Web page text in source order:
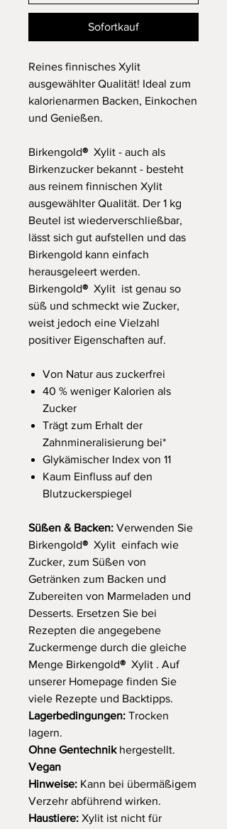
Sofortkauf
Reines finnisches Xylit
ausgewählter Qualität! Ideal zum
kalorienarmen Backen, Einkochen
und Genießen.
Birkengold® Xylit - auch als
Birkenzucker bekannt - besteht
aus reinem finnischen Xylit
ausgewählter Qualität. Der 1 kg
Beutel ist wiederverschließbar,
lässt sich gut aufstellen und das
Birkengold kann einfach
herausgeleert werden.
Birkengold® Xylit ist genau so
süß und schmeckt wie Zucker,
weist jedoch eine Vielzahl
positiver Eigenschaften auf.
Von Natur aus zuckerfrei
40 % weniger Kalorien als
Zucker
Trägt zum Erhalt der
Zahnmineralisierung bei*
Glykämischer Index von 11
Kaum Einfluss auf den
Blutzuckerspiegel
Süßen & Backen: Verwenden Sie
Birkengold® Xylit einfach wie
Zucker, zum Süßen von
Getränken zum Backen und
Zubereiten von Marmeladen und
Desserts. Ersetzen Sie bei
Rezepten die angegebene
Zuckermenge durch die gleiche
Menge Birkengold® Xylit . Auf
unserer Homepage finden Sie
viele Rezepte und Backtipps.
Lagerbedingungen: Trocken
lagern.
Ohne Gentechnikhergestellt.
Vegan
Hinweise: Kann bei übermäßigem
Verzehr abführend wirken.
Haustiere: Xylit ist nicht für